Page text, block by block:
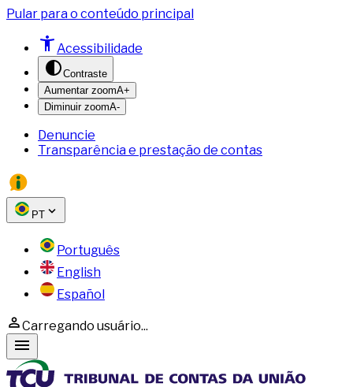
Pular para o conteúdo principal
Acessibilidade
Contraste
Aumentar zoomA+
Diminuir zoomA-
Denuncie
Transparência e prestação de contas
PT
Português
English
Español
Carregando usuário...